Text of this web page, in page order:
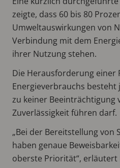
zeigte, dass 60 bis 80
Umweltauswirkungen von
Verbindung mit dem
ihrer Nutzung stehen.
Die Herausforderung einer
Energieverbrauchs besteht
zu keiner Beeinträchtigung
Zuverlässigkeit führen darf.
„Bei der Bereitstellung von
haben genaue
oberste Priorität“, erläutert